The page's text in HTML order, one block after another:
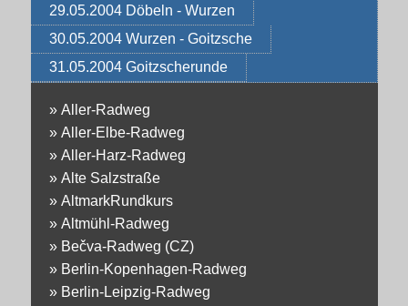
29.05.2004 Döbeln - Wurzen
30.05.2004 Wurzen - Goitzsche
31.05.2004 Goitzscherunde
» Aller-Radweg
» Aller-Elbe-Radweg
» Aller-Harz-Radweg
» Alte Salzstraße
» AltmarkRundkurs
» Altmühl-Radweg
» Bečva-Radweg (CZ)
» Berlin-Kopenhagen-Radweg
» Berlin-Leipzig-Radweg